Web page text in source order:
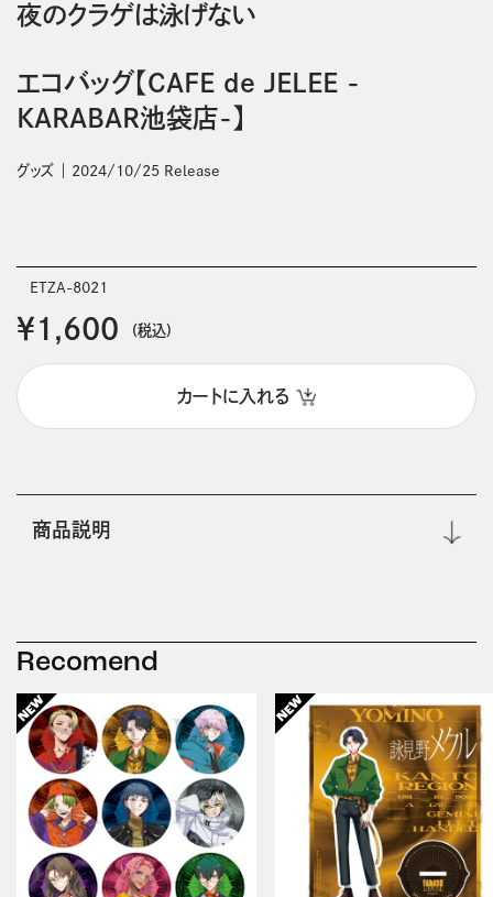
夜のクラゲは泳げない
エコバッグ【CAFE de JELEE -
KARABAR池袋店-】
グッズ 2024/10/25 Release
ETZA-8021
￥1,600 (税込)
カートに入れる
商品説明
Recomend